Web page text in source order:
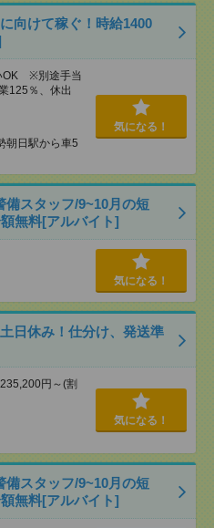
向けて稼ぐ！時給1400
OK ※別途手当
125％、休出
朝日駅から車5
気になる！
備スタッフ/9~10月の短
無料[アルバイト]
気になる！
日休み！仕分け、発送準
円～(割
気になる！
備スタッフ/9~10月の短
無料[アルバイト]